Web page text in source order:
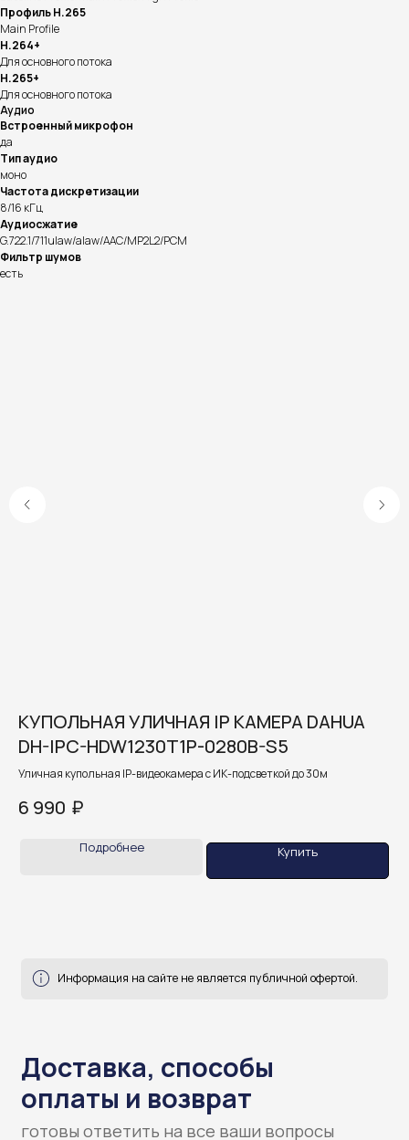
Профиль H.265
Main Profile
H.264+
Для основного потока
H.265+
Для основного потока
Аудио
Встроенный микрофон
да
Тип аудио
моно
Частота дискретизации
8/16 кГц
Аудиосжатие
G.722.1/711ulaw/alaw/AAC/MP2L2/PCM
Фильтр шумов
есть
КУПОЛЬНАЯ УЛИЧНАЯ IP КАМЕРА DAHUA
DH-IPC-HDW1230T1P-0280B-S5
Уличная купольная IP-видеокамера с ИК-подсветкой до 30м
6 990 ₽
Подробнее Купить
оплаты и возврат